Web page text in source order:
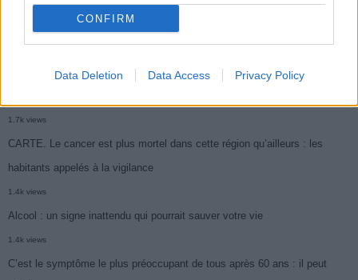
CONFIRM
Data Deletion Data Access Privacy Policy
Je suis cardiologue et voici le seul chocolat que je valide : c’est le
meilleur pour le cœur
1.7k views
CARTE. Le cancer est plus mortel dans cette région qu’ailleurs : les
habitants appelés à la vigilance
1.4k views
Alcool : un signe inattendu qui pourrait sauver votre vie
1.4k views
C’est le symptôme le plus préoccupant de tous après 60 ans : il peut